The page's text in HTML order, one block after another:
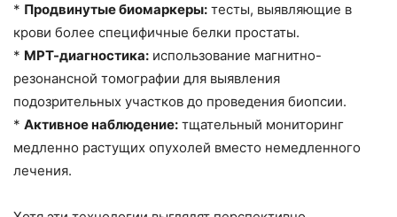
* Продвинутые биомаркеры: тесты, выявляющие в
крови более специфичные белки простаты.
* МРТ-диагностика: использование магнитно-
резонансной томографии для выявления
подозрительных участков до проведения биопсии.
* Активное наблюдение: тщательный мониторинг
медленно растущих опухолей вместо немедленного
лечения.